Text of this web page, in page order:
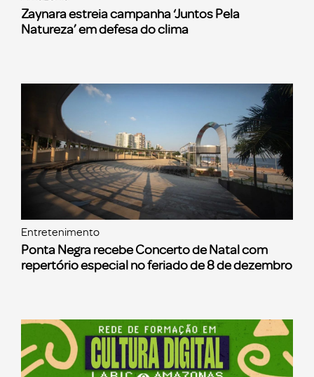
Zaynara estreia campanha ‘Juntos Pela
Natureza’ em defesa do clima
Entretenimento
Ponta Negra recebe Concerto de Natal com
repertório especial no feriado de 8 de dezembro